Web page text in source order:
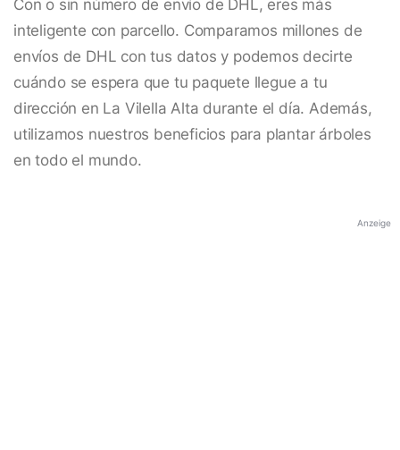
Con o sin número de envío de DHL, eres más
inteligente con parcello. Comparamos millones de
envíos de DHL con tus datos y podemos decirte
cuándo se espera que tu paquete llegue a tu
dirección en La Vilella Alta durante el día. Además,
utilizamos nuestros beneficios para plantar árboles
en todo el mundo.
Anzeige